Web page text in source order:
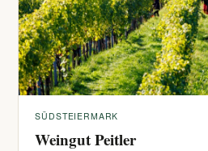
SÜDSTEIERMARK
Weingut Peitler